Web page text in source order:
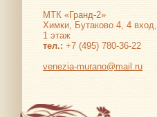
МТК «Гранд-2»
Химки, Бутаково 4, 4 вход,
1 этаж
тел.: +7 (495) 780-36-22
venezia-murano@mail.ru